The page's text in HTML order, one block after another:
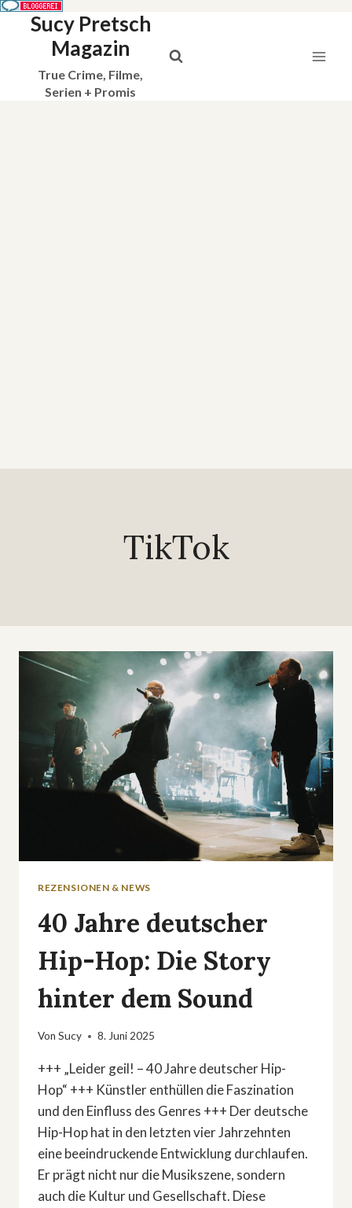
Sucy Pretsch
Magazin
True Crime, Filme,
Serien + Promis
TikTok
REZENSIONEN & NEWS
40 Jahre deutscher
Hip-Hop: Die Story
hinter dem Sound
Von Sucy 8. Juni 2025
+++ „Leider geil! – 40 Jahre deutscher Hip-
Hop“ +++ Künstler enthüllen die Faszination
und den Einfluss des Genres +++ Der deutsche
Hip-Hop hat in den letzten vier Jahrzehnten
eine beeindruckende Entwicklung durchlaufen.
Er prägt nicht nur die Musikszene, sondern
auch die Kultur und Gesellschaft. Diese